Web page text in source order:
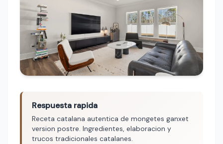
Respuesta rapida
Receta catalana autentica de mongetes ganxet
version postre. Ingredientes, elaboracion y
trucos tradicionales catalanes.